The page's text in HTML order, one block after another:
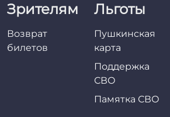
Зрителям
Возврат
билетов
Льготы
Пушкинская
карта
Поддержка
СВО
Памятка СВО